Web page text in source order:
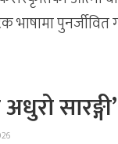
भाषामा